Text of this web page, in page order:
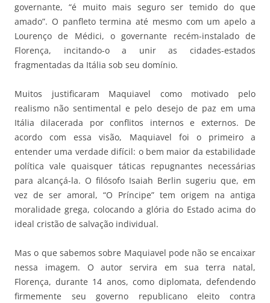
governante, “é muito mais seguro ser temido do que
amado”. O panfleto termina até mesmo com um apelo a
Lourenço de Médici, o governante recém-instalado de
Florença, incitando-o a unir as cidades-estados
fragmentadas da Itália sob seu domínio.
Muitos justificaram Maquiavel como motivado pelo
realismo não sentimental e pelo desejo de paz em uma
Itália dilacerada por conflitos internos e externos. De
acordo com essa visão, Maquiavel foi o primeiro a
entender uma verdade difícil: o bem maior da estabilidade
política vale quaisquer táticas repugnantes necessárias
para alcançá-la. O filósofo Isaiah Berlin sugeriu que, em
vez de ser amoral, “O Príncipe” tem origem na antiga
moralidade grega, colocando a glória do Estado acima do
ideal cristão de salvação individual.
Mas o que sabemos sobre Maquiavel pode não se encaixar
nessa imagem. O autor servira em sua terra natal,
Florença, durante 14 anos, como diplomata, defendendo
firmemente seu governo republicano eleito contra